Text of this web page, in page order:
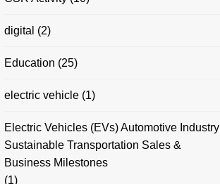
digital (2)
Education (25)
electric vehicle (1)
Electric Vehicles (EVs) Automotive Industry
Sustainable Transportation Sales &
Business Milestones
(1)